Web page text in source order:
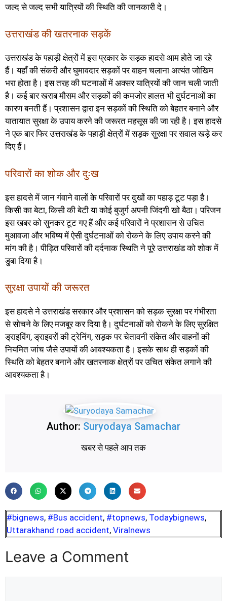
जल्द से जल्द सभी यात्रियों की स्थिति की जानकारी दे।
उत्तराखंड की खतरनाक सड़कें
उत्तराखंड के पहाड़ी क्षेत्रों में इस प्रकार के सड़क हादसे आम होते जा रहे
हैं। यहाँ की संकरी और घुमावदार सड़कों पर वाहन चलाना अत्यंत जोखिम
भरा होता है। इस तरह की घटनाओं में अक्सर यात्रियों की जान चली जाती
है। कई बार खराब मौसम और सड़कों की कमजोर हालत भी दुर्घटनाओं का
कारण बनती हैं। प्रशासन द्वारा इन सड़कों की स्थिति को बेहतर बनाने और
यातायात सुरक्षा के उपाय करने की जरूरत महसूस की जा रही है। इस हादसे
ने एक बार फिर उत्तराखंड के पहाड़ी क्षेत्रों में सड़क सुरक्षा पर सवाल खड़े कर
दिए हैं।
परिवारों का शोक और दुःख
इस हादसे में जान गंवाने वालों के परिवारों पर दुखों का पहाड़ टूट पड़ा है।
किसी का बेटा, किसी की बेटी या कोई बुजुर्ग अपनी जिंदगी खो बैठा। परिजन
इस खबर को सुनकर टूट गए हैं और कई परिवारों ने प्रशासन से उचित
मुआवजा और भविष्य में ऐसी दुर्घटनाओं को रोकने के लिए उपाय करने की
मांग की है। पीड़ित परिवारों की दर्दनाक स्थिति ने पूरे उत्तराखंड को शोक में
डुबा दिया है।
सुरक्षा उपायों की जरूरत
इस हादसे ने उत्तराखंड सरकार और प्रशासन को सड़क सुरक्षा पर गंभीरता
से सोचने के लिए मजबूर कर दिया है। दुर्घटनाओं को रोकने के लिए सुरक्षित
ड्राइविंग, ड्राइवरों की ट्रेनिंग, सड़क पर चेतावनी संकेत और वाहनों की
नियमित जांच जैसे उपायों की आवश्यकता है। इसके साथ ही सड़कों की
स्थिति को बेहतर बनाने और खतरनाक क्षेत्रों पर उचित संकेत लगाने की
आवश्यकता है।
Author: Suryodaya Samachar
खबर से पहले आप तक
#bignews, #Bus accident, #topnews, Todaybignews,
Uttarakhand road accident, Viralnews
Leave a Comment